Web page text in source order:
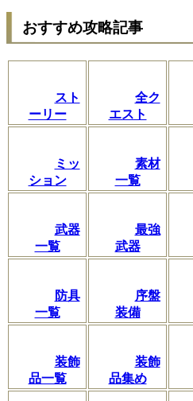
おすすめ攻略記事
スト
ーリー
全ク
エスト
ミッ
ション
素材
一覧
武器
一覧
最強
武器
防具
一覧
序盤
装備
装飾
品一覧
装飾
品集め